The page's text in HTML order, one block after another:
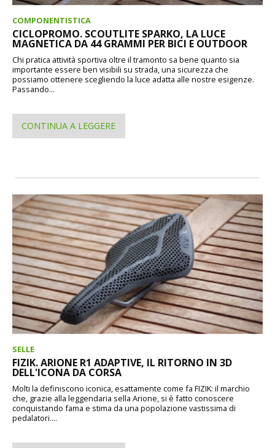
COMPONENTISTICA
CICLOPROMO. SCOUTLITE SPARKO, LA LUCE
MAGNETICA DA 44 GRAMMI PER BICI E OUTDOOR
Chi pratica attività sportiva oltre il tramonto sa bene quanto sia
importante essere ben visibili su strada, una sicurezza che
possiamo ottenere scegliendo la luce adatta alle nostre esigenze.
Passando...
CONTINUA A LEGGERE
SELLE
FIZIK. ARIONE R1 ADAPTIVE, IL RITORNO IN 3D
DELL'ICONA DA CORSA
Molti la definiscono iconica, esattamente come fa FIZIK: il marchio
che, grazie alla leggendaria sella Arione, si è fatto conoscere
conquistando fama e stima da una popolazione vastissima di
pedalatori....